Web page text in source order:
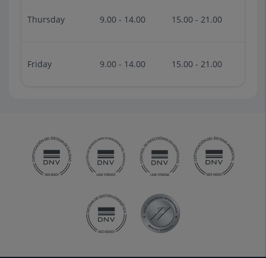
Thursday 9.00 - 14.00 15.00 - 21.00
Friday 9.00 - 14.00 15.00 - 21.00